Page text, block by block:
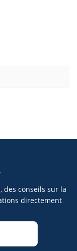
des conseils sur la
directement